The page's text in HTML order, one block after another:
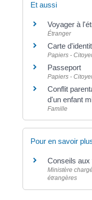
Et aussi
Voyager à
Étranger
Carte
Papiers -
Passeport
Papiers -
Conflit
d'un enfant
Famille
Pour en savoir
Conseils aux
Ministère
étrangères